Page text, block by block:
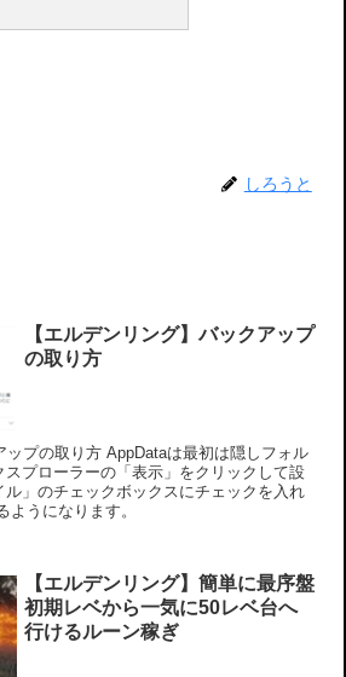
しろうと
【エルデンリング】バックアップ
の取り方
ップの取り方 AppDataは最初は隠しフォル
スプローラーの「表示」をクリックして設
ル」のチェックボックスにチェックを入れ
ようになります。
【エルデンリング】簡単に最序盤
初期レベから一気に50レベ台へ
行けるルーン稼ぎ